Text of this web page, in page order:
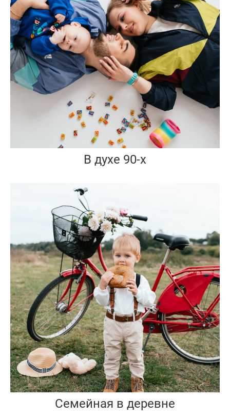
В духе 90-х
Семейная в деревне